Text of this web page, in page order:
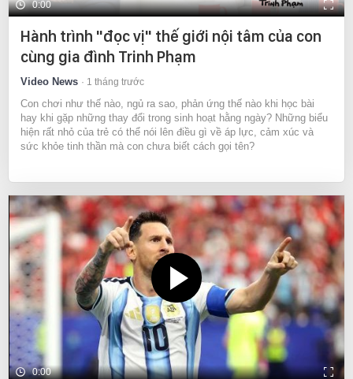
0:00
Hành trình "đọc vị" thế giới nội tâm của con
cùng gia đình Trinh Phạm
Video News 1 tháng trước
Con chơi như thế nào, ngủ ra sao, phản ứng thế nào khi học bài
hay khi gặp những thay đổi trong sinh hoạt hằng ngày? Những biểu
hiện rất nhỏ của trẻ có thể nói lên điều gì về áp lực, cảm xúc và
sức khỏe tinh thần mà con chưa biết cách gọi tên?
0:00